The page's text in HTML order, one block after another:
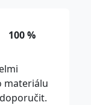
100 %
materiálu